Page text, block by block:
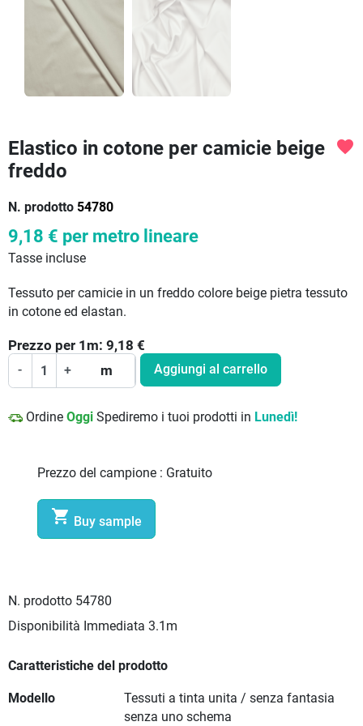
Elastico in cotone per camicie beige
freddo
N. prodotto 54780
favorite
9,18 € per metro lineare
Tasse incluse
Tessuto per camicie in un freddo colore beige pietra tessuto
in cotone ed elastan.
Prezzo per 1 m: 9,18 €
- + m Aggiungi al carrello
Ordine Oggi Spediremo i tuoi prodotti in Lunedì!
Prezzo del campione : Gratuito
 Buy sample
N. prodotto 54780
Disponibilità Immediata 3.1m
Caratteristiche del prodotto
Modello
Tessuti a tinta unita / senza fantasia
senza uno schema